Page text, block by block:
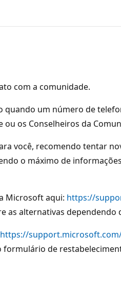
com a comunidade.
um número de
os Conselheiros da
você, recomendo tentar
o máximo de
Microsoft aqui: https://
as alternativas dependendo
https://
formulário de